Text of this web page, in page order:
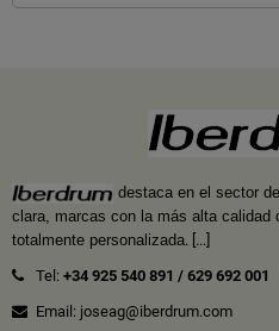
destaca en el sector
clara, marcas con la más alta calidad
totalmente personalizada. [...]
Tel: +34 925 540 891 / 629 692 001
Email: joseag@iberdrum.com